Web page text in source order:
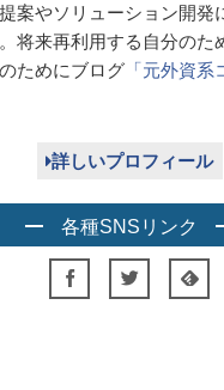
案やソリューション開発
将来再利用する自分のた
ためにブログ 「元外資
詳しいプロフィール
各種SNSリンク